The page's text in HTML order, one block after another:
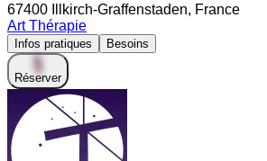
67400 Illkirch-Graffenstaden, France
Art Thérapie
Infos pratiques Besoins
Réserver